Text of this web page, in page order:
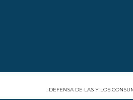
DEFENSA DE LAS Y LOS